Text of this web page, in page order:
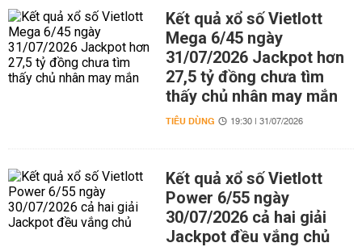
Kết quả xổ số Vietlott
Mega 6/45 ngày
31/07/2026 Jackpot hơn
27,5 tỷ đồng chưa tìm
thấy chủ nhân may mắn
TIÊU DÙNG 19:30 | 31/07/2026
Kết quả xổ số Vietlott
Power 6/55 ngày
30/07/2026 cả hai giải
Jackpot đều vắng chủ